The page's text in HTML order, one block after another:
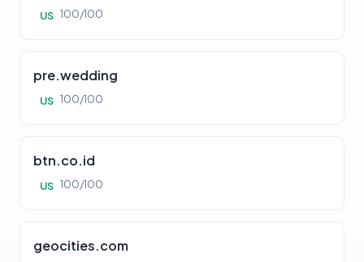
US 100/100
pre.wedding
US 100/100
btn.co.id
US 100/100
geocities.com